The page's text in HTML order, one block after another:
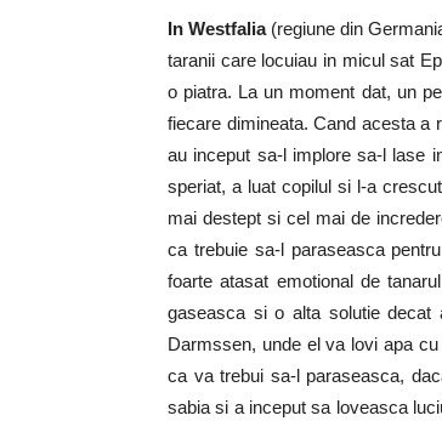
In Westfalia(regiune din
taranii care locuiau in micul sat
o piatra. La un moment dat, un
fiecare dimineata. Cand acesta a
au inceput sa-l implore sa-l lase
speriat, a luat copilul si l-a
mai destept si cel mai de
ca trebuie sa-l paraseasca
foarte atasat emotional de
gaseasca si o alta solutie decat
Darmssen, unde el va lovi apa
ca va trebui sa-l paraseasca,
sabia si a inceput sa loveasca